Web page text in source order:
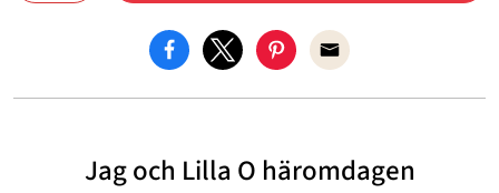
Jag och Lilla O häromdagen